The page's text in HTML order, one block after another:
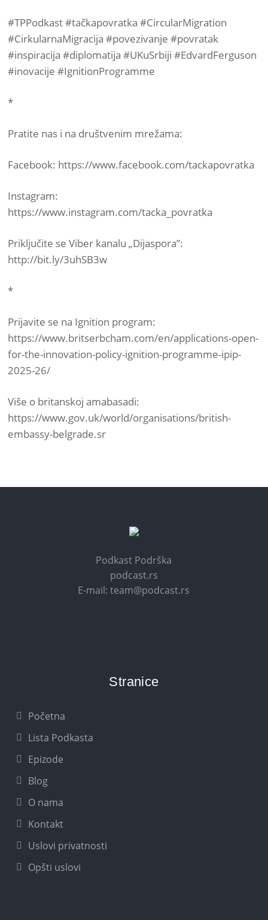
#TPPodkast #tačkapovratka #CircularMigration
#CirkularnaMigracija #povezivanje #povratak
#inspiracija #diplomatija #UKuSrbiji #EdvardFerguson
#inovacije #IgnitionProgramme
*
Pratite nas i na društvenim mrežama:
Facebook: https://www.facebook.com/tackapovratka
Instagram:
https://www.instagram.com/tacka_povratka
Priključite se Viber kanalu „Dijaspora”:
http://bit.ly/3uhSB3w
*
Prijavite se na Ignition program:
https://www.britserbcham.com/en/applications-open-
for-the-innovation-policy-ignition-programme-ipip-
2025-26/
Više o britanskoj amabasadi:
https://www.gov.uk/world/organisations/british-
embassy-belgrade.sr
Podkast Podrška
podcast.rs
E-mail: team@podcast.rs
Stranice
Početna
Lista Podkasta
Epizode
Blog
O nama
Kontakt
Uslovi privatnosti
Opšti uslovi